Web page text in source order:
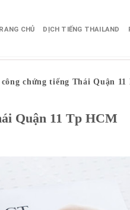
CHỦ DỊCH TIẾNG THAILAND
chứng tiếng Thái Quận 11
Quận 11 Tp HCM